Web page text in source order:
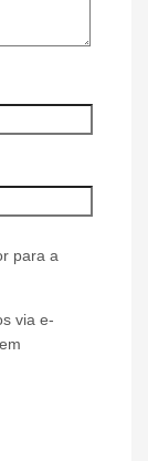
para a
via e-